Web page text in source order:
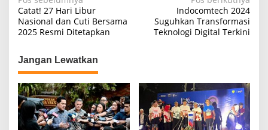
a
v
i
g
a
s
i
Catat! 27 Hari Libur
Nasional dan Cuti Bersama
2025 Resmi Ditetapkan
Indocomtech 2024
Suguhkan Transformasi
Teknologi Digital Terkini
Jangan Lewatkan